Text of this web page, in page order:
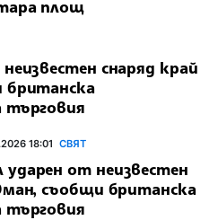
площ
снаряд край
британска
търговия
18:01 СВЯТ
от неизвестен
съобщи британска
търговия